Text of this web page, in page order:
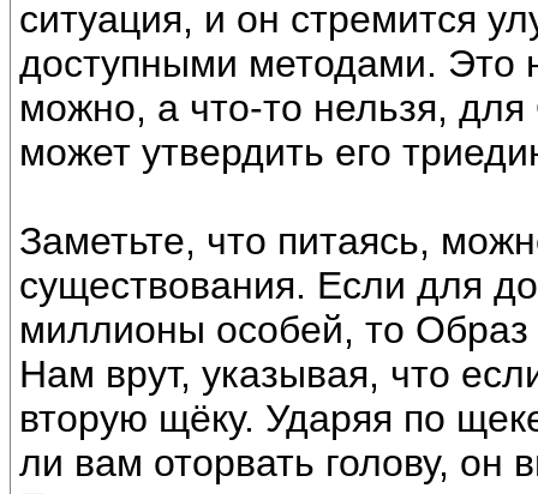
ситуация, и он стремится
доступными методами. Это
можно, а что-то нельзя,
может утвердить его
Заметьте, что питаясь,
существования. Если для
миллионы особей, то Образ
Нам врут, указывая, что
вторую щёку. Ударяя по
ли вам оторвать голову, он